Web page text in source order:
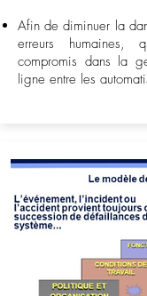
Afin de diminuer la
erreurs
compromis dans la
ligne entre les